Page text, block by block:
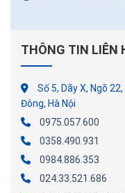
THÔNG TIN LIÊN
Số 5, Dãy X, Ngõ
Đông, Hà Nội
0975.057.600
0358.490.931
0984.886.353
024.33.521.686